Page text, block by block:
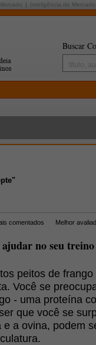
Inteligência de Mercado
Buscar
comentados Melhor
no seu treino
peitos de frango
Você se
- uma proteína
que você se
a ovina, podem